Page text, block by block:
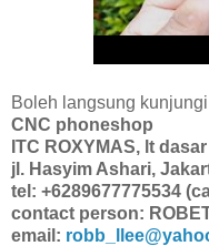
Boleh langsung
CNC phoneshop
ITC ROXYMAS, lt
jl. Hasyim Ashari,
tel: +6289677775534
contact person:
email: